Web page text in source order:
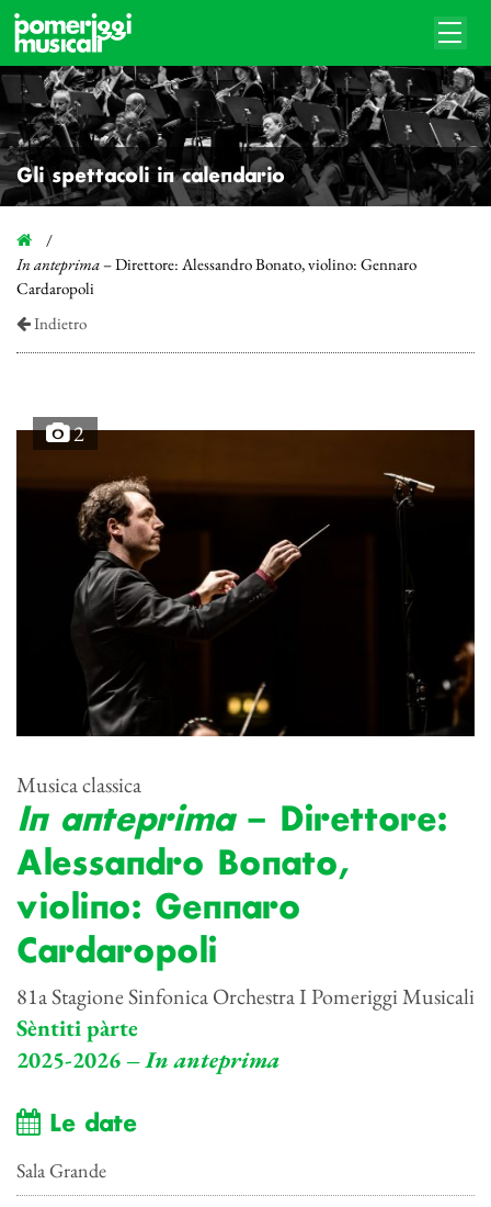
Gli spettacoli in calendario
In anteprima – Direttore: Alessandro Bonato, violino: Gennaro
Cardaropoli
Indietro
2
Musica classica
In anteprima– Direttore:
Alessandro Bonato,
violino: Gennaro
Cardaropoli
81a Stagione Sinfonica Orchestra I Pomeriggi Musicali
Sèntiti pàrte
2025-2026 –In anteprima
Le date
Sala Grande